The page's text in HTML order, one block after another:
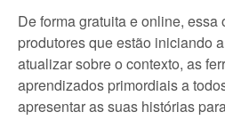
De forma gratuita e online,
produtores que estão iniciando
atualizar sobre o contexto, as
aprendizados primordiais a
apresentar as suas histórias